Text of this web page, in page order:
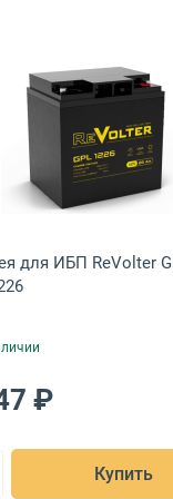
блок Бастион
Открыть
для ИБП ReVolter
₽
Купить